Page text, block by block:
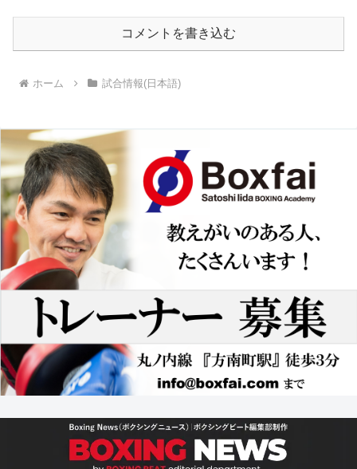
コメントを書き込む
ホーム 試合情報(日本語)